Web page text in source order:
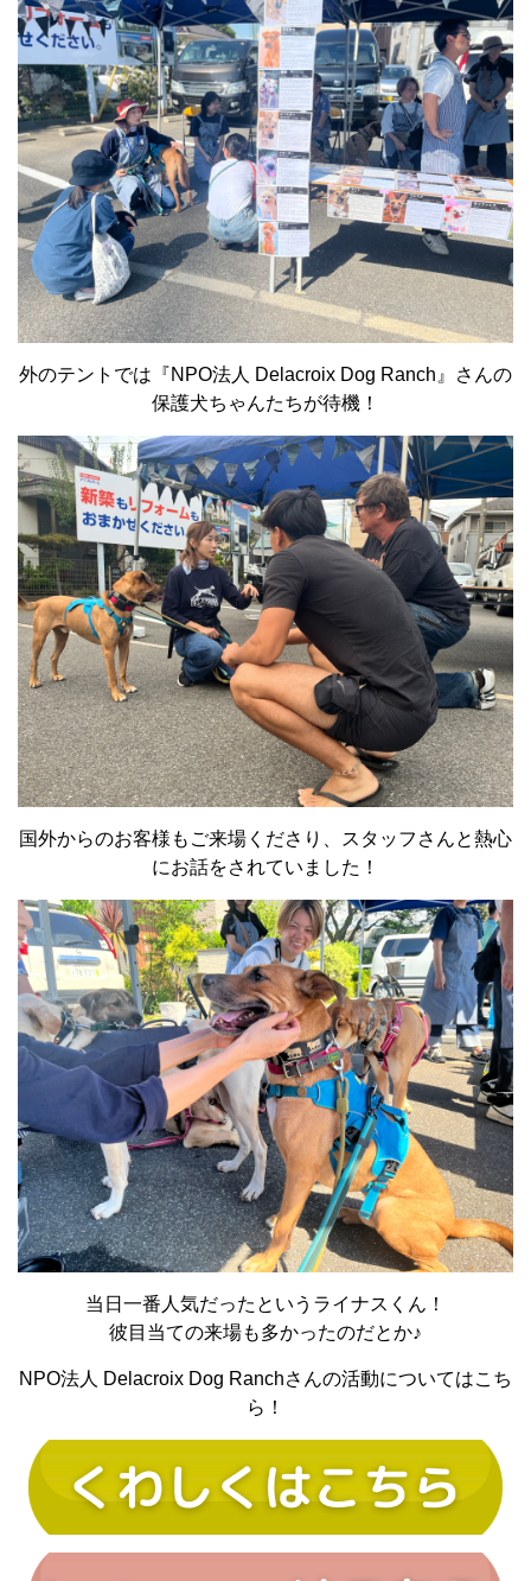
外のテントでは『NPO法人 Delacroix Dog Ranch』さんの
保護犬ちゃんたちが待機！
国外からのお客様もご来場くださり、スタッフさんと熱心
にお話をされていました！
当日一番人気だったというライナスくん！
彼目当ての来場も多かったのだとか♪
NPO法人 Delacroix Dog Ranchさんの活動についてはこち
ら！